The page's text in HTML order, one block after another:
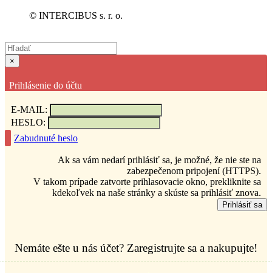
© INTERCIBUS s. r. o.
×
Prihlásenie do účtu
E-MAIL:
HESLO:
Zabudnuté heslo
Ak sa vám nedarí prihlásiť sa, je možné, že nie ste na
zabezpečenom pripojení (HTTPS).
V takom prípade zatvorte prihlasovacie okno, prekliknite sa
kdekoľvek na naše stránky a skúste sa prihlásiť znova.
Prihlásiť sa
Nemáte ešte u nás účet? Zaregistrujte sa a nakupujte!